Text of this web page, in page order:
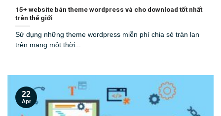
15+ website bán theme wordpress và cho download tốt nhất
trên thế giới
Sử dụng những theme wordpress miễn phí chia sẻ tràn lan
trên mạng một thời...
22
Apr